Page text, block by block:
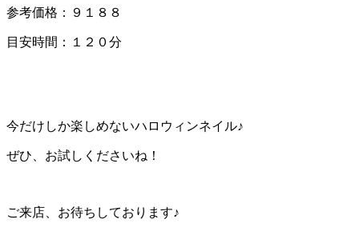
参考価格：９１８８
目安時間：１２０分
今だけしか楽しめないハロウィンネイル♪
ぜひ、お試しくださいね！
ご来店、お待ちしております♪